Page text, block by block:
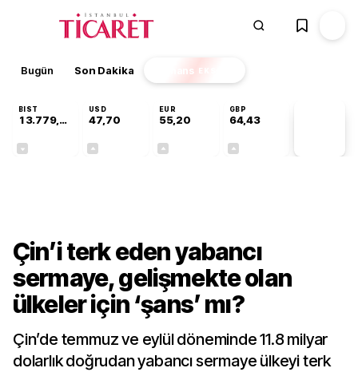
Bugün Son Dakika Finans EKSTRA
BIST
13.779,39
USD
47,70
EUR
55,20
GBP
64,43
Çin’i terk eden yabancı
sermaye, gelişmekte olan
ülkeler için ‘şans’ mı?
Çin’de temmuz ve eylül döneminde 11.8 milyar
dolarlık doğrudan yabancı sermaye ülkeyi terk